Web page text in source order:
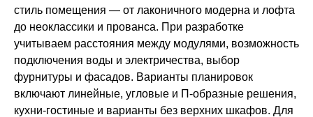
стиль помещения — от лаконичного модерна и лофта
до неоклассики и прованса. При разработке
учитываем расстояния между модулями, возможность
подключения воды и электричества, выбор
фурнитуры и фасадов. Варианты планировок
включают линейные, угловые и П-образные решения,
кухни-гостиные и варианты без верхних шкафов. Для